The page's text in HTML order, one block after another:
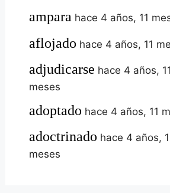
ampara hace 4 años, 11
aflojado hace 4 años, 11
adjudicarse hace 4 años, 11
meses
adoptado hace 4 años, 11
adoctrinado hace 4 años,
meses